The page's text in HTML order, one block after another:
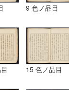
9 色ノ品目
15 色ノ品目